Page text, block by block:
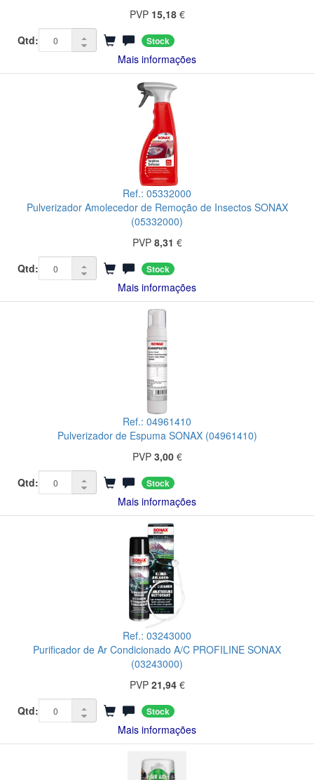
PVP 15,18€
Qtd:
Stock
Mais informações
Ref.: 05332000
Pulverizador Amolecedor de Remoção de Insectos SONAX
(05332000)
PVP 8,31 €
Qtd:
Stock
Mais informações
Ref.: 04961410
Pulverizador de Espuma SONAX (04961410)
PVP 3,00€
Qtd:
Stock
Mais informações
Ref.: 03243000
Purificador de Ar Condicionado A/C PROFILINE SONAX
(03243000)
PVP 21,94€
Qtd:
Stock
Mais informações